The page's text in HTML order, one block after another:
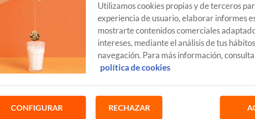
pero puedes tenerlos muy cerca hablando con ellos cuando quieras a
llevadero el#YoMeQuedoEnCasay podrás poner en común tus trucos
hacer videollamadas en grupo
Utilizamos cookies propias y de terceros
experiencia de usuario, elaborar informes
mostrarte contenidos comerciales
intereses, mediante el análisis de tus
navegación. Para más información,
política de cookies
CONFIGURAR RECHAZAR